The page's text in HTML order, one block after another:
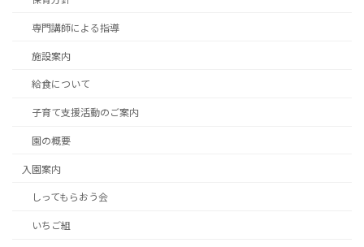
専門講師による指導
施設案内
給食について
子育て支援活動のご案内
園の概要
入園案内
しってもらおう会
いちご組